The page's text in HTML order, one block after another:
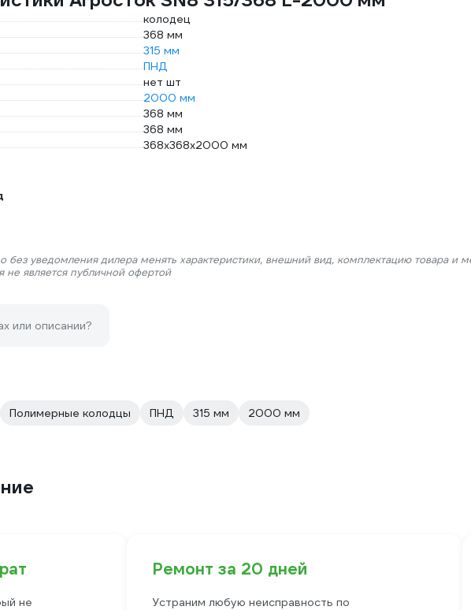
колодец
368 мм
315 мм
ПНД
нет шт
2000 мм
368 мм
368 мм
368х368х2000 мм
без уведомления дилера менять характеристики, внешний вид, комплектацию товара и
не является публичной офертой
или описании?
Полимерные колодцы ПНД 315 мм 2000 мм
не
Ремонт за 20 дней
Устраним любую неисправность по